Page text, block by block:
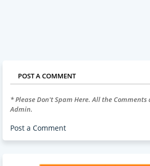
POST A COMMENT
* Please Don't Spam Here. All the Comments
Admin.
Post a Comment